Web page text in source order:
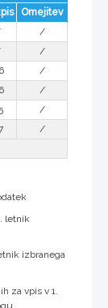
Omejitev
/
/
/
/
/
/
letnik
izbranega
za vpis v 1.